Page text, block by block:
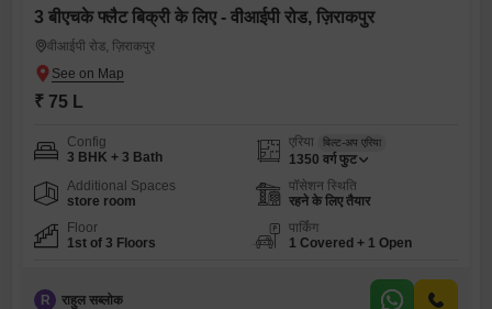
3 बीएचके फ्लैट बिक्री के लिए - वीआईपी रोड, ज़िराकपुर
वीआईपी रोड, ज़िराकपुर
₹ 75 L
Config
3 BHK + 3 Bath
एरिया बिल्ट-अप एरिया
1350 वर्ग फुट
Additional Spaces
store room
पॉसेशन स्थिति
रहने के लिए तैयार
Floor
1st of 3 Floors
पार्किंग
1 Covered + 1 Open
R राहुल सब्लोक